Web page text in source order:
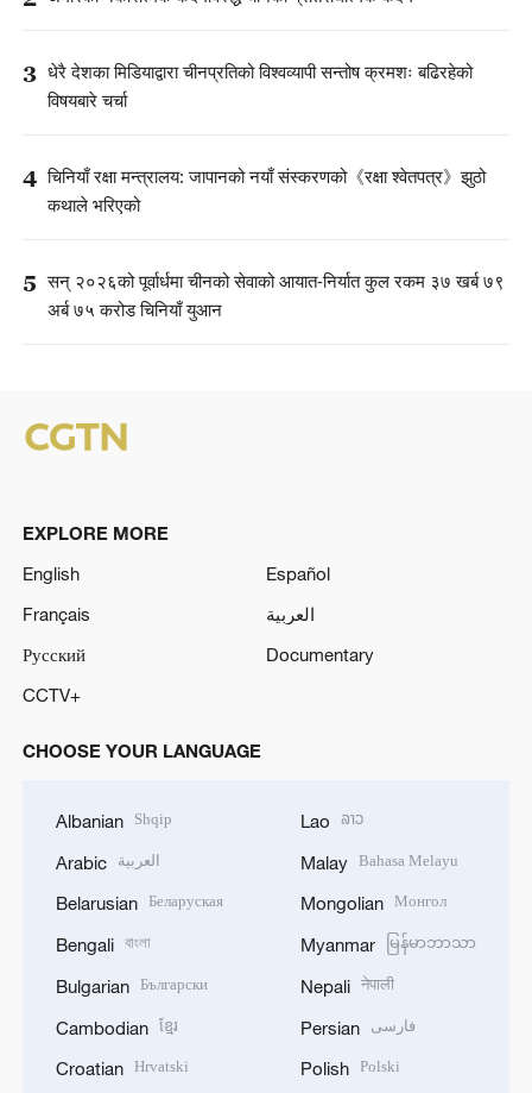
3 धेरै देशका मिडियाद्वारा चीनप्रतिको विश्वव्यापी सन्तोष क्रमशः बढिरहेको
विषयबारे चर्चा
4 चिनियाँ रक्षा मन्त्रालय: जापानको नयाँ संस्करणको《रक्षा श्वेतपत्र》झुठो
कथाले भरिएको
5 सन् २०२६को पूर्वार्धमा चीनको सेवाको आयात-निर्यात कुल रकम ३७ खर्ब ७९
अर्ब ७५ करोड चिनियाँ युआन
EXPLORE MORE
English
Español
Français
العربية
Русский
Documentary
CCTV+
CHOOSE YOUR LANGUAGE
Albanian Shqip
Arabic العربية
Belarusian Беларуская
Bengali বাংলা
Bulgarian Български
Cambodian ខ្មែរ
Croatian Hrvatski
Lao ລາວ
Malay Bahasa Melayu
Mongolian Монгол
Myanmar မြန်မာဘာသာ
Nepali नेपाली
Persian فارسی
Polish Polski